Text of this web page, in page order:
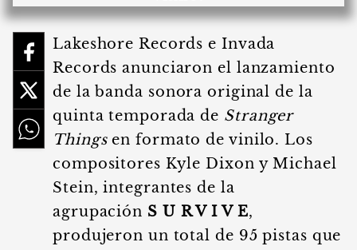
Lakeshore Records e Invada
Records anunciaron el lanzamiento
de la banda sonora original de la
quinta temporada de Stranger
Thingsen formato de vinilo. Los
compositores Kyle Dixon y Michael
Stein, integrantes de la
agrupación S U R V I V E,
produjeron un total de 95 pistas que